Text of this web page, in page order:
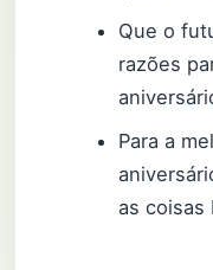
Que o
razões
Para a
as coisas